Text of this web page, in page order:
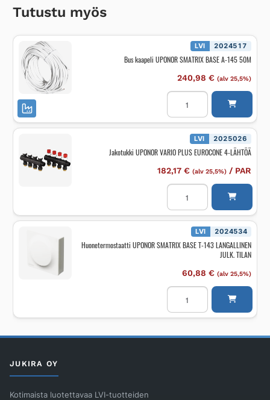
Tutustu myös
LVI 2024517
Bus kaapeli UPONOR SMATRIX BASE A-145 50M
240,98 € (alv 25,5%)
Bus
kaapeli
UPONOR
SMATRIX
BASE
50M
LVI 2025026
Jakotukki UPONOR VARIO PLUS EUROCONE 4-LÄHTÖÄ
182,17 € (alv 25,5%)/ PAR
Jakotukki
UPONOR
VARIO
PLUS
EUROCONE
LÄHTÖÄ
määrä
LVI 2024534
Huonetermostaatti UPONOR SMATRIX BASE T-143 LANGALLINEN
JULK. TILAN
60,88 € (alv 25,5%)
Huonetermostaatti
UPONOR
SMATRIX
BASE
LANGALLINEN
JUKIRA OY
Kotimaista luotettavaa LVI-tuotteiden